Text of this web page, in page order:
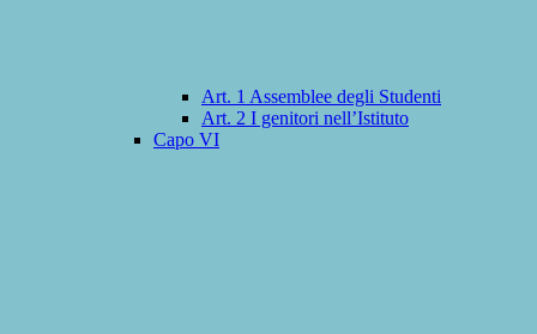
Art. 1 Assemblee degli Studenti
Art. 2 I genitori nell’Istituto
Capo VI